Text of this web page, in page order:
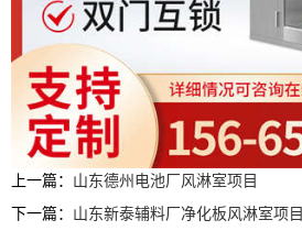
上一篇： 山东德州电池厂风淋室项目
下一篇： 山东新泰辅料厂净化板风淋室项目